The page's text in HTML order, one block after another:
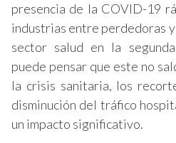
presencia de la COVID-19
industrias entre perdedoras
sector salud en la
puede pensar que este no
la crisis sanitaria, los
disminución del tráfico
un impacto significativo.